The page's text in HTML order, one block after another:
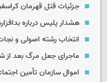
جزئیات قتل قهرمان
هشدار پلیس درباره
انتخاب رشته اصولی و
ماجرای جعل مرگ بعد از
اموال سازمان تأمین